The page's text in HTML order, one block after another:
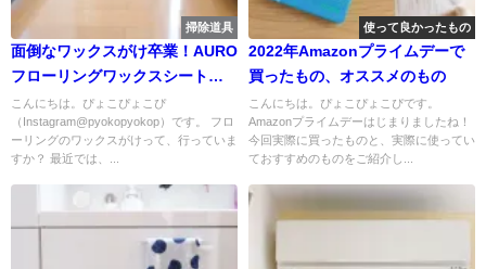
掃除道具
面倒なワックスがけ卒業！AURO
フローリングワックスシートと
無印良品フローリングワイパー
で簡単キレイ
こんにちは。ぴょこぴょこぴ
（Instagram@pyokopyokop）です。 フロ
ーリングのワックスがけって、行っていま
すか？ 最近では、...
使って良かったもの
2022年Amazonプライムデーで
買ったもの、オススメのもの
こんにちは。ぴょこぴょこぴです。
Amazonプライムデーはじまりましたね！
今回実際に買ったものと、実際に使ってい
ておすすめのものをご紹介し...